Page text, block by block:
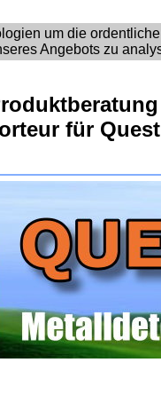
um die
Angebots zu
für